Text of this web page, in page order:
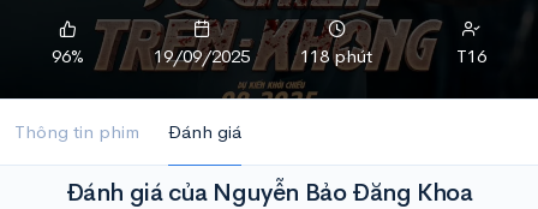
96% 19/09/2025 118 phút T16
Thông tin phim Đánh giá
Đánh giá của Nguyễn Bảo Đăng Khoa